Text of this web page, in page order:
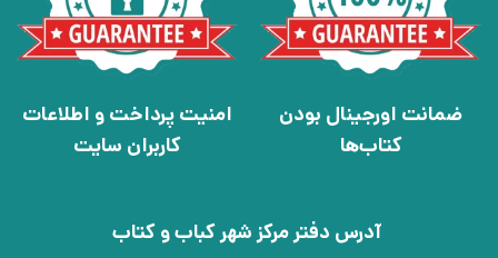
ضمانت اورجینال بودن
کتاب‌ها
امنیت پرداخت و اطلاعات
کاربران سایت
آدرس دفتر مرکز شهر کباب و کتاب